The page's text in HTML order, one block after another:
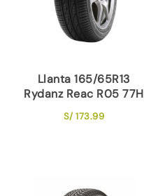
Llanta 165/65R13
Rydanz Reac R05 77H
S/173.99